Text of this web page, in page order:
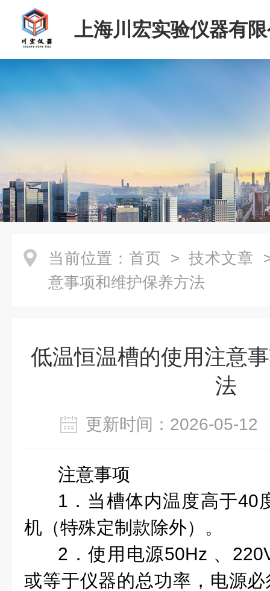
上海川宏实验仪器有
当前位置： 首页 > 技术文章
意事项和维护保养方法
低温恒温槽的使用注意
法
更新时间：2026-05-
注意事项
1．当槽体内温度高于40
机（特殊定制款除外）。
2．使用电源50Hz 、
或等于仪器的总功率，电源